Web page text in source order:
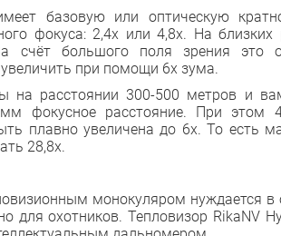
базовую или оптическую
фокуса: 2,4х или 4,8х. На близких
счёт большого поля зрения это
при помощи 6х зума.
на расстоянии 300-500 метров и
фокусное расстояние. При этом
плавно увеличена до 6х. То есть
28,8х.
монокуляром нуждается в
для охотников. Тепловизор RikaNV